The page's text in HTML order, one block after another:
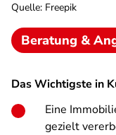
Quelle: Freepik
Beratung &
Das Wichtigste in
Eine
gezielt